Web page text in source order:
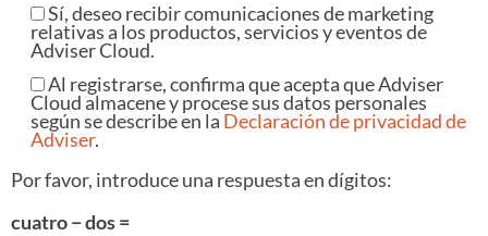
Sí, deseo recibir comunicaciones de marketing
relativas a los productos, servicios y eventos de
Adviser Cloud.
Al registrarse, confirma que acepta que Adviser
Cloud almacene y procese sus datos personales
según se describe en la Declaración de privacidad de
Adviser.
Por favor, introduce una respuesta en dígitos:
cuatro − dos =